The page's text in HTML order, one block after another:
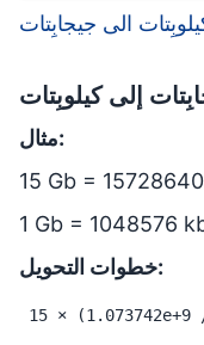
الى جيجابِتات
إلى كيلوبِتات
مثال:
15 Gb =
1 Gb = 1048576
خطوات التحويل:
15 × (1.073742e+9